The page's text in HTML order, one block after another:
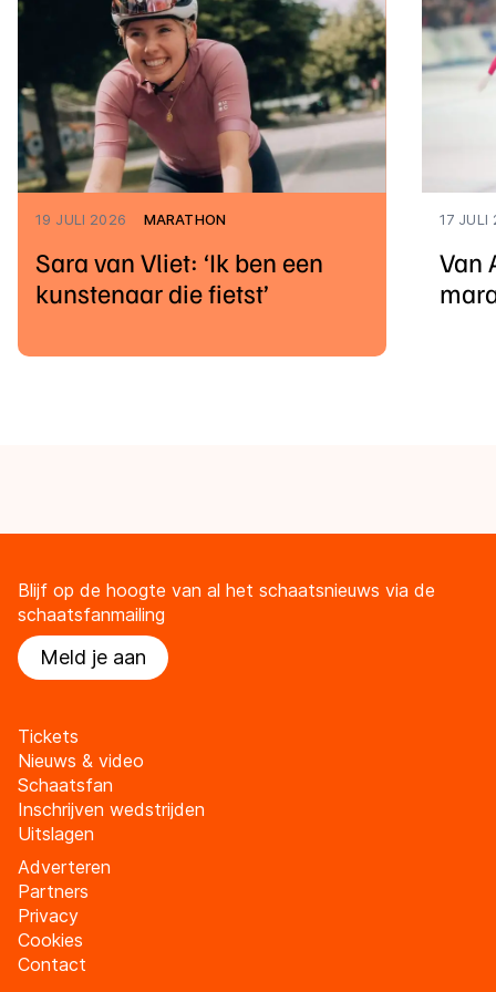
19 JULI 2026 MARATHON
Sara van Vliet: ‘Ik ben een
kunstenaar die fietst’
17 JULI
Van
Blijf op de hoogte van al het schaatsnieuws via de
schaatsfanmailing
Meld je aan
Tickets
Nieuws & video
Schaatsfan
Inschrijven wedstrijden
Uitslagen
Adverteren
Partners
Privacy
Cookies
Contact